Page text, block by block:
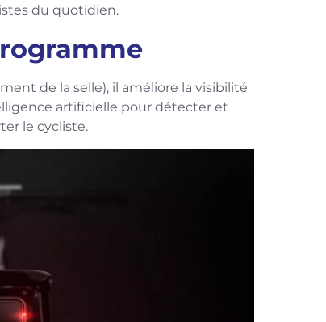
du quotidien.
de la selle), il améliore la visibilité
artificielle pour détecter et
le cycliste.